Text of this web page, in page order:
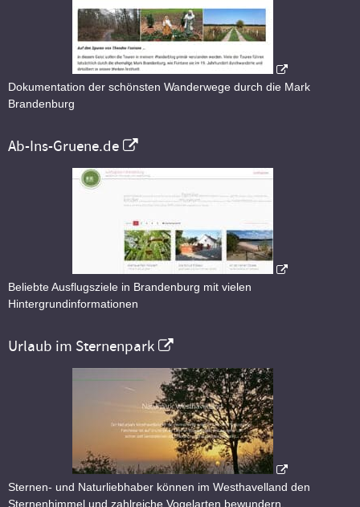
Dokumentation der schönsten Wanderwege durch die Mark
Brandenburg
Ab-Ins-Gruene.de
Beliebte Ausflugsziele in Brandenburg mit vielen
Hintergrundinformationen
Urlaub im Sternenpark
Sternen- und Naturliebhaber können im Westhavelland den
Sternenhimmel und zahlreiche Vogelarten bewundern.